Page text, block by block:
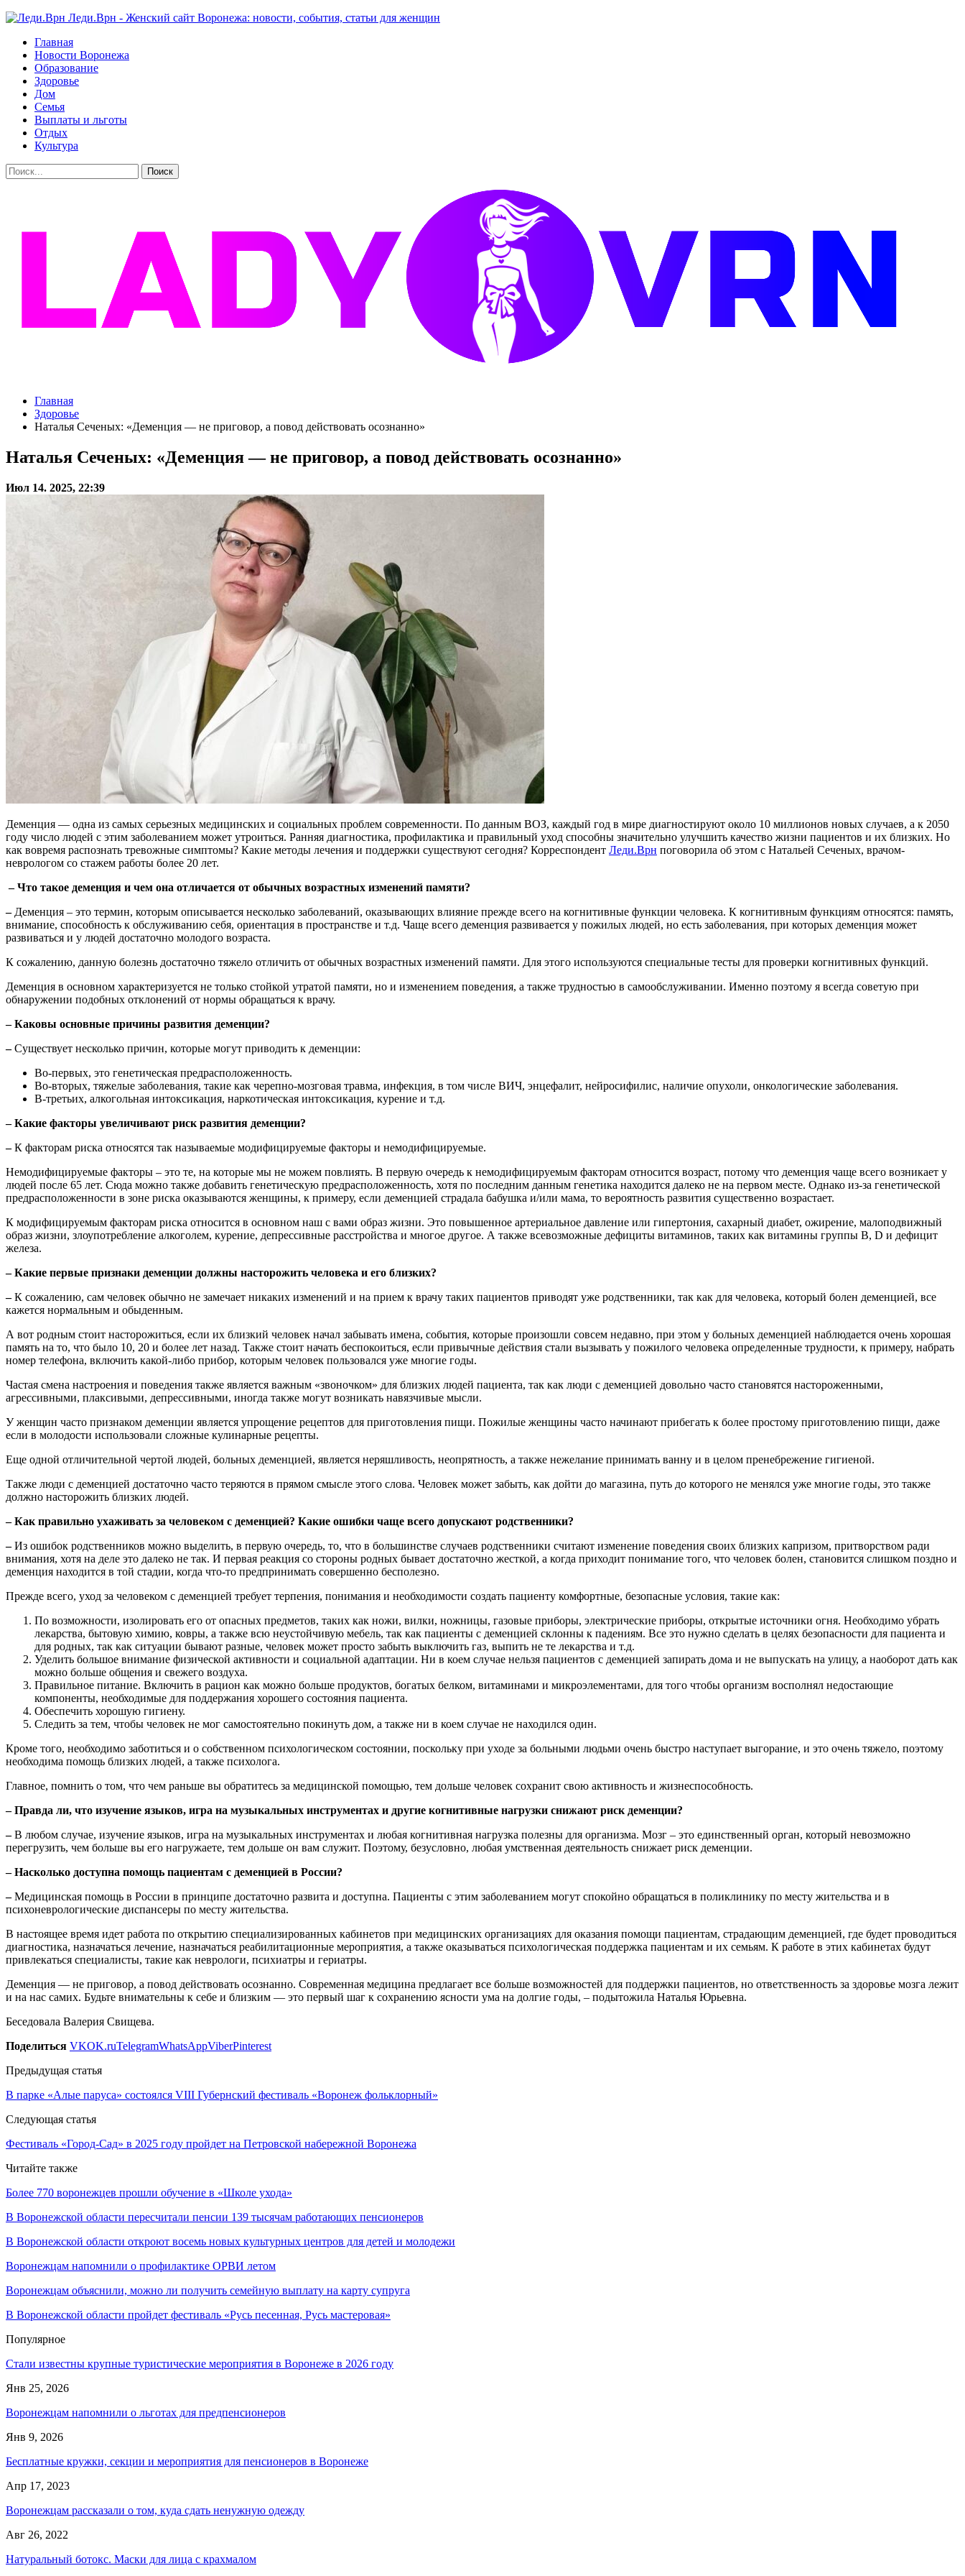
Леди.Врн - Женский сайт Воронежа: новости, события, статьи для женщин
Главная
Новости Воронежа
Образование
Здоровье
Дом
Семья
Выплаты и льготы
Отдых
Культура
Главная
Здоровье
Наталья Сеченых: «Деменция — не приговор, а повод действовать осознанно»
Наталья Сеченых: «Деменция — не приговор, а повод действовать осознанно»
Июл 14. 2025, 22:39
Деменция — одна из самых серьезных медицинских и социальных проблем современности. По данным ВОЗ, каждый год в мире диагностируют около 10 миллионов новых случаев, а к 2050
году число людей с этим заболеванием может утроиться. Ранняя диагностика, профилактика и правильный уход способны значительно улучшить качество жизни пациентов и их близких. Но
как вовремя распознать тревожные симптомы? Какие методы лечения и поддержки существуют сегодня? Корреспондент Леди.Врн поговорила об этом с Натальей Сеченых, врачом-
неврологом со стажем работы более 20 лет.
– Что такое деменция и чем она отличается от обычных возрастных изменений памяти?
– Деменция – это термин, которым описывается несколько заболеваний, оказывающих влияние прежде всего на когнитивные функции человека. К когнитивным функциям относятся: память,
внимание, способность к обслуживанию себя, ориентация в пространстве и т.д. Чаще всего деменция развивается у пожилых людей, но есть заболевания, при которых деменция может
развиваться и у людей достаточно молодого возраста.
К сожалению, данную болезнь достаточно тяжело отличить от обычных возрастных изменений памяти. Для этого используются специальные тесты для проверки когнитивных функций.
Деменция в основном характеризуется не только стойкой утратой памяти, но и изменением поведения, а также трудностью в самообслуживании. Именно поэтому я всегда советую при
обнаружении подобных отклонений от нормы обращаться к врачу.
– Каковы основные причины развития деменции?
–Существует несколько причин, которые могут приводить к деменции:
Во-первых, это генетическая предрасположенность.
Во-вторых, тяжелые заболевания, такие как черепно-мозговая травма, инфекция, в том числе ВИЧ, энцефалит, нейросифилис, наличие опухоли, онкологические заболевания.
В-третьих, алкогольная интоксикация, наркотическая интоксикация, курение и т.д.
– Какие факторы увеличивают риск развития деменции?
–К факторам риска относятся так называемые модифицируемые факторы и немодифицируемые.
Немодифицируемые факторы – это те, на которые мы не можем повлиять. В первую очередь к немодифицируемым факторам относится возраст, потому что деменция чаще всего возникает у
людей после 65 лет. Сюда можно также добавить генетическую предрасположенность, хотя по последним данным генетика находится далеко не на первом месте. Однако из-за генетической
предрасположенности в зоне риска оказываются женщины, к примеру, если деменцией страдала бабушка и/или мама, то вероятность развития существенно возрастает.
К модифицируемым факторам риска относится в основном наш с вами образ жизни. Это повышенное артериальное давление или гипертония, сахарный диабет, ожирение, малоподвижный
образ жизни, злоупотребление алкоголем, курение, депрессивные расстройства и многое другое. А также всевозможные дефициты витаминов, таких как витамины группы В, D и дефицит
железа.
– Какие первые признаки деменции должны насторожить человека и его близких?
–К сожалению, сам человек обычно не замечает никаких изменений и на прием к врачу таких пациентов приводят уже родственники, так как для человека, который болен деменцией, все
кажется нормальным и обыденным.
А вот родным стоит насторожиться, если их близкий человек начал забывать имена, события, которые произошли совсем недавно, при этом у больных деменцией наблюдается очень хорошая
память на то, что было 10, 20 и более лет назад. Также стоит начать беспокоиться, если привычные действия стали вызывать у пожилого человека определенные трудности, к примеру, набрать
номер телефона, включить какой-либо прибор, которым человек пользовался уже многие годы.
Частая смена настроения и поведения также является важным «звоночком» для близких людей пациента, так как люди с деменцией довольно часто становятся настороженными,
агрессивными, плаксивыми, депрессивными, иногда также могут возникать навязчивые мысли.
У женщин часто признаком деменции является упрощение рецептов для приготовления пищи. Пожилые женщины часто начинают прибегать к более простому приготовлению пищи, даже
если в молодости использовали сложные кулинарные рецепты.
Еще одной отличительной чертой людей, больных деменцией, является неряшливость, неопрятность, а также нежелание принимать ванну и в целом пренебрежение гигиеной.
Также люди с деменцией достаточно часто теряются в прямом смысле этого слова. Человек может забыть, как дойти до магазина, путь до которого не менялся уже многие годы, это также
должно насторожить близких людей.
– Как правильно ухаживать за человеком с деменцией? Какие ошибки чаще всего допускают родственники?
–Из ошибок родственников можно выделить, в первую очередь, то, что в большинстве случаев родственники считают изменение поведения своих близких капризом, притворством ради
внимания, хотя на деле это далеко не так. И первая реакция со стороны родных бывает достаточно жесткой, а когда приходит понимание того, что человек болен, становится слишком поздно и
деменция находится в той стадии, когда что-то предпринимать совершенно бесполезно.
Прежде всего, уход за человеком с деменцией требует терпения, понимания и необходимости создать пациенту комфортные, безопасные условия, такие как:
По возможности, изолировать его от опасных предметов, таких как ножи, вилки, ножницы, газовые приборы, электрические приборы, открытые источники огня. Необходимо убрать
лекарства, бытовую химию, ковры, а также всю неустойчивую мебель, так как пациенты с деменцией склонны к падениям. Все это нужно сделать в целях безопасности для пациента и
для родных, так как ситуации бывают разные, человек может просто забыть выключить газ, выпить не те лекарства и т.д.
Уделить большое внимание физической активности и социальной адаптации. Ни в коем случае нельзя пациентов с деменцией запирать дома и не выпускать на улицу, а наоборот дать как
можно больше общения и свежего воздуха.
Правильное питание. Включить в рацион как можно больше продуктов, богатых белком, витаминами и микроэлементами, для того чтобы организм восполнял недостающие
компоненты, необходимые для поддержания хорошего состояния пациента.
Обеспечить хорошую гигиену.
Следить за тем, чтобы человек не мог самостоятельно покинуть дом, а также ни в коем случае не находился один.
Кроме того, необходимо заботиться и о собственном психологическом состоянии, поскольку при уходе за больными людьми очень быстро наступает выгорание, и это очень тяжело, поэтому
необходима помощь близких людей, а также психолога.
Главное, помнить о том, что чем раньше вы обратитесь за медицинской помощью, тем дольше человек сохранит свою активность и жизнеспособность.
– Правда ли, что изучение языков, игра на музыкальных инструментах и другие когнитивные нагрузки снижают риск деменции?
–В любом случае, изучение языков, игра на музыкальных инструментах и любая когнитивная нагрузка полезны для организма. Мозг – это единственный орган, который невозможно
перегрузить, чем больше вы его нагружаете, тем дольше он вам служит. Поэтому, безусловно, любая умственная деятельность снижает риск деменции.
– Насколько доступна помощь пациентам с деменцией в России?
–Медицинская помощь в России в принципе достаточно развита и доступна. Пациенты с этим заболеванием могут спокойно обращаться в поликлинику по месту жительства и в
психоневрологические диспансеры по месту жительства.
В настоящее время идет работа по открытию специализированных кабинетов при медицинских организациях для оказания помощи пациентам, страдающим деменцией, где будет проводиться
диагностика, назначаться лечение, назначаться реабилитационные мероприятия, а также оказываться психологическая поддержка пациентам и их семьям. К работе в этих кабинетах будут
привлекаться специалисты, такие как неврологи, психиатры и гериатры.
Деменция — не приговор, а повод действовать осознанно. Современная медицина предлагает все больше возможностей для поддержки пациентов, но ответственность за здоровье мозга лежит
и на нас самих. Будьте внимательны к себе и близким — это первый шаг к сохранению ясности ума на долгие годы, – подытожила Наталья Юрьевна.
Беседовала Валерия Свищева.
Поделиться VKOK.ruTelegramWhatsAppViberPinterest
Предыдущая статья
В парке «Алые паруса» состоялся VIII Губернский фестиваль «Воронеж фольклорный»
Следующая статья
Фестиваль «Город-Сад» в 2025 году пройдет на Петровской набережной Воронежа
Читайте также
Более 770 воронежцев прошли обучение в «Школе ухода»
В Воронежской области пересчитали пенсии 139 тысячам работающих пенсионеров
В Воронежской области откроют восемь новых культурных центров для детей и молодежи
Воронежцам напомнили о профилактике ОРВИ летом
Воронежцам объяснили, можно ли получить семейную выплату на карту супруга
В Воронежской области пройдет фестиваль «Русь песенная, Русь мастеровая»
Популярное
Стали известны крупные туристические мероприятия в Воронеже в 2026 году
Янв 25, 2026
Воронежцам напомнили о льготах для предпенсионеров
Янв 9, 2026
Бесплатные кружки, секции и мероприятия для пенсионеров в Воронеже
Апр 17, 2023
Воронежцам рассказали о том, куда сдать ненужную одежду
Авг 26, 2022
Натуральный ботокс. Маски для лица с крахмалом